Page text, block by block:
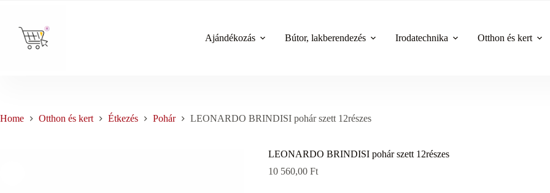
content
Ajándékozás
Bútor, lakberendezés Irodatechnika Otthon és kert
Home Otthon és kert Étkezés Pohár LEONARDO BRINDISI pohár szett 12részes
LEONARDO BRINDISI pohár szett 12részes
10 560,00Ft